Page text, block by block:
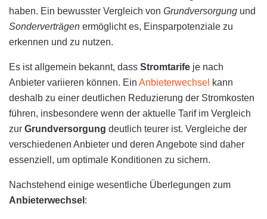
haben. Ein bewusster Vergleich von Grundversorgung und
Sonderverträgen ermöglicht es, Einsparpotenziale zu
erkennen und zu nutzen.
Es ist allgemein bekannt, dass Stromtarife je nach
Anbieter variieren können. Ein Anbieterwechsel kann
deshalb zu einer deutlichen Reduzierung der Stromkosten
führen, insbesondere wenn der aktuelle Tarif im Vergleich
zur Grundversorgung deutlich teurer ist. Vergleiche der
verschiedenen Anbieter und deren Angebote sind daher
essenziell, um optimale Konditionen zu sichern.
Nachstehend einige wesentliche Überlegungen zum
Anbieterwechsel :